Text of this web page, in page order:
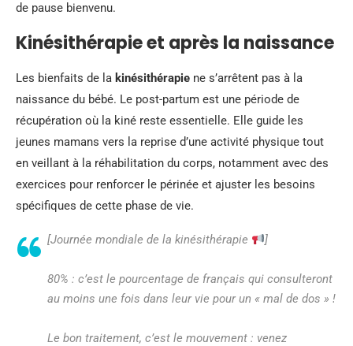
de pause bienvenu.
Kinésithérapie et après la naissance
Les bienfaits de la kinésithérapie ne s’arrêtent pas à la
naissance du bébé. Le post-partum est une période de
récupération où la kiné reste essentielle. Elle guide les
jeunes mamans vers la reprise d’une activité physique tout
en veillant à la réhabilitation du corps, notamment avec des
exercices pour renforcer le périnée et ajuster les besoins
spécifiques de cette phase de vie.
[Journée mondiale de la kinésithérapie ]
80% : c’est le pourcentage de français qui consulteront
au moins une fois dans leur vie pour un « mal de dos » !
Le bon traitement, c’est le mouvement : venez